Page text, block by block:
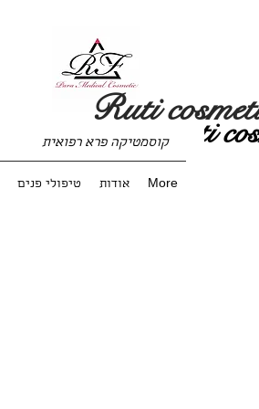
Rutiקוסמטיקה פרא רפואית
טיפולי פנים אודות More
Ruti